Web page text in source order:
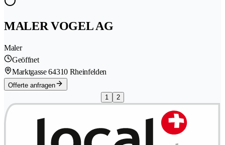
MALER VOGEL AG
Maler
Geöffnet
Marktgasse 64310 Rheinfelden
Offerte anfragen
1
2